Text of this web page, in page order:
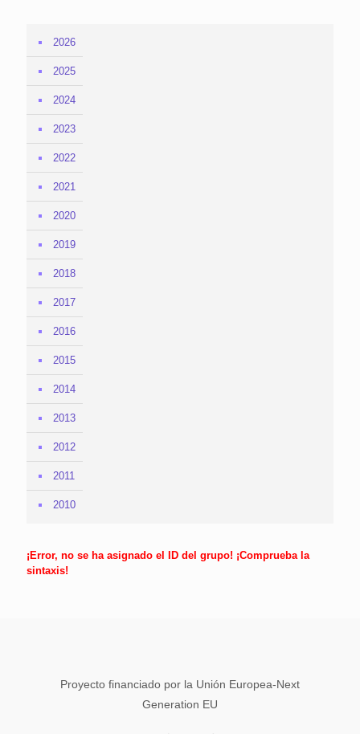
2026
2025
2024
2023
2022
2021
2020
2019
2018
2017
2016
2015
2014
2013
2012
2011
2010
¡Error, no se ha asignado el ID del grupo! ¡Comprueba la
sintaxis!
Proyecto financiado por la Unión Europea-Next
Generation EU